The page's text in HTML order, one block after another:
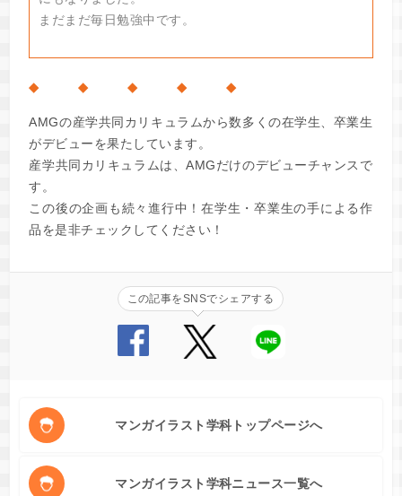
まだまだ毎日勉強中です。
◆ ◆ ◆ ◆ ◆
AMGの産学共同カリキュラムから数多くの在学生、卒業生
がデビューを果たしています。
産学共同カリキュラムは、AMGだけのデビューチャンスで
す。
この後の企画も続々進行中！在学生・卒業生の手による作
品を是非チェックしてください！
この記事をSNSでシェアする
マンガイラスト学科トップページへ
マンガイラスト学科ニュース一覧へ